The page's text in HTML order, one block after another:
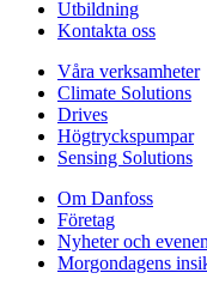
Utbildning
Kontakta oss
Våra verksamheter
Climate Solutions
Drives
Högtryckspumpar
Sensing Solutions
Om Danfoss
Företag
Nyheter och
Morgondagens